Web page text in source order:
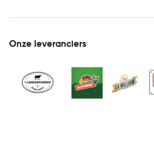
Onze leveranciers